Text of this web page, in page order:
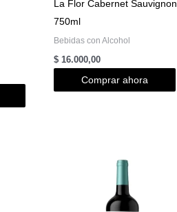
La Flor Cabernet Sauvignon
750ml
Bebidas con Alcohol
$ 16.000,00
Comprar ahora